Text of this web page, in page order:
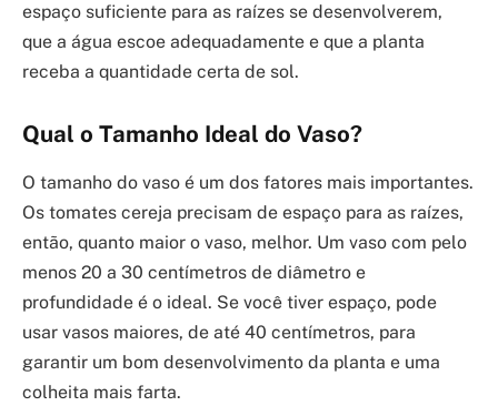
espaço suficiente para as raízes se desenvolverem,
que a água escoe adequadamente e que a planta
receba a quantidade certa de sol.
Qual o Tamanho Ideal do Vaso?
O tamanho do vaso é um dos fatores mais importantes.
Os tomates cereja precisam de espaço para as raízes,
então, quanto maior o vaso, melhor. Um vaso com pelo
menos 20 a 30 centímetros de diâmetro e
profundidade é o ideal. Se você tiver espaço, pode
usar vasos maiores, de até 40 centímetros, para
garantir um bom desenvolvimento da planta e uma
colheita mais farta.